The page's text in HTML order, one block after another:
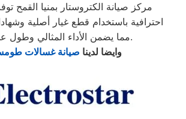
مركز صيانة الكتروستار بمنيا القمح
احترافية باستخدام قطع غيار أصلية
مما يضمن الأداء المثالي وطول عمر الأجهزة.
وايضا لدينا صيانة غسالات